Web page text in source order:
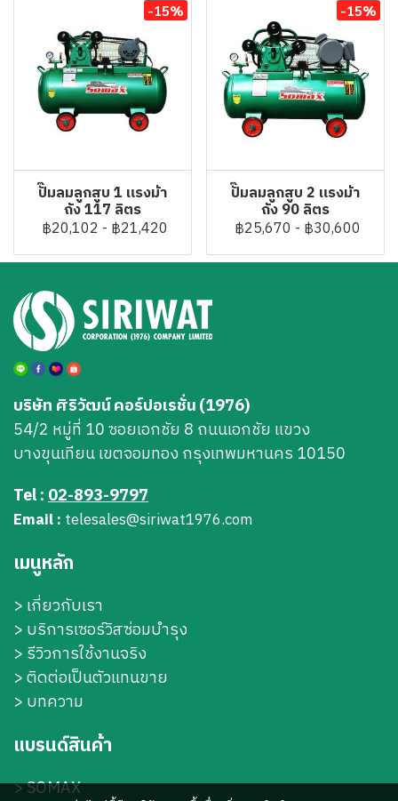
-15%
ปั๊มลมลูกสูบ 1 แรงม้า
ถัง 117 ลิตร
฿20,102 - ฿21,420
-15%
ปั๊มลมลูกสูบ 2 แรงม้า
ถัง 90 ลิตร
฿25,670 - ฿30,600
บริษัท ศิริวัฒน์ คอร์ปอเรชั่น (1976)
54/2 หมู่ที่ 10 ซอยเอกชัย 8 ถนนเอกชัย แขวง
บางขุนเทียน เขตจอมทอง กรุงเทพมหานคร 10150
Tel :02-893-9797
Email : telesales@siriwat1976.com
เมนูหลัก
> เกี่ยวกับเรา
> บริการเซอร์วิสซ่อมบำรุง
> รีวิวการใช้งานจริง
> ติดต่อเป็นตัวแทนขาย
> บทความ
แบรนด์สินค้า
>SOMAX